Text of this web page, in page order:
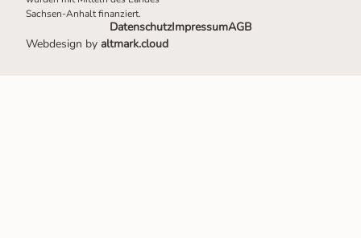
Sachsen-Anhalt finanziert.
DatenschutzImpressumAGB
Webdesign by altmark.cloud